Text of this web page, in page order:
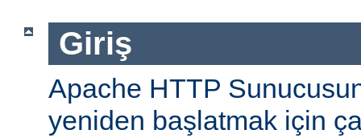
Giriş
Apache HTTP
yeniden başlatmak için